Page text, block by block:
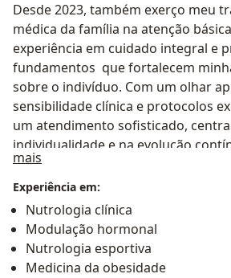
Desde 2023, também exerço meu
médica da família na atenção
experiência em cuidado integral e
fundamentos que fortalecem
sobre o indivíduo. Com um olhar
sensibilidade clínica e protocolos
um atendimento sofisticado,
individualidade e na evolução
mais
Experiência em:
Nutrologia clínica
Modulação hormonal
Nutrologia esportiva
Medicina da obesidade